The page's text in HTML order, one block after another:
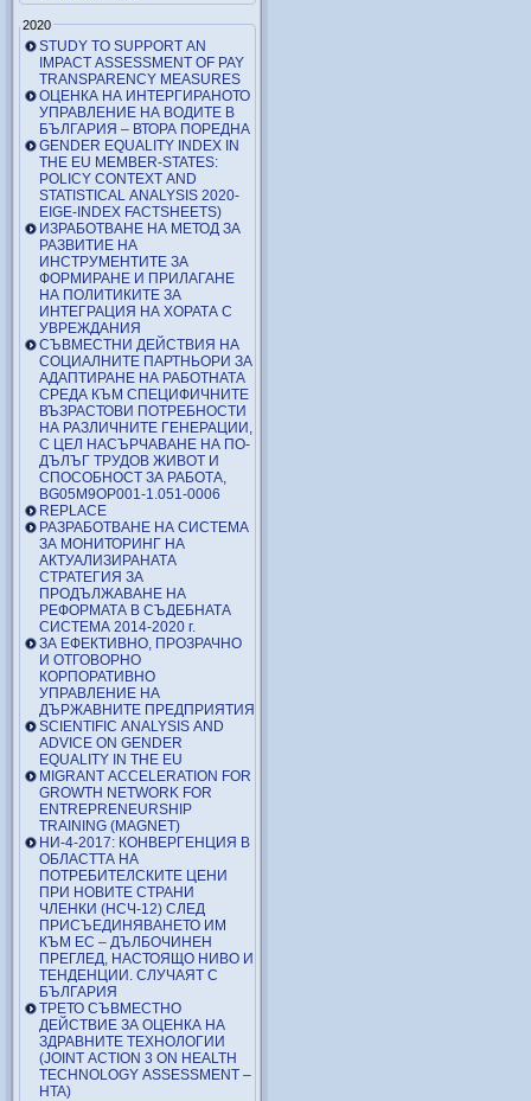
2020
STUDY TO SUPPORT AN
IMPACT ASSESSMENT OF PAY
TRANSPARENCY MEASURES
ОЦЕНКА НА ИНТЕРГИРАНОТО
УПРАВЛЕНИЕ НА ВОДИТЕ В
БЪЛГАРИЯ – ВТОРА ПОРЕДНА
GENDER EQUALITY INDEX IN
THE EU MEMBER-STATES:
POLICY CONTEXT AND
STATISTICAL ANALYSIS 2020-
EIGE-INDEX FACTSHEETS)
ИЗРАБОТВАНЕ НА МЕТОД ЗА
РАЗВИТИЕ НА
ИНСТРУМЕНТИТЕ ЗА
ФОРМИРАНЕ И ПРИЛАГАНЕ
НА ПОЛИТИКИТЕ ЗА
ИНТЕГРАЦИЯ НА ХОРАТА С
УВРЕЖДАНИЯ
СЪВМЕСТНИ ДЕЙСТВИЯ НА
СОЦИАЛНИТЕ ПАРТНЬОРИ ЗА
АДАПТИРАНЕ НА РАБОТНАТА
СРЕДА КЪМ СПЕЦИФИЧНИТЕ
ВЪЗРАСТОВИ ПОТРЕБНОСТИ
НА РАЗЛИЧНИТЕ ГЕНЕРАЦИИ,
С ЦЕЛ НАСЪРЧАВАНЕ НА ПО-
ДЪЛЪГ ТРУДОВ ЖИВОТ И
СПОСОБНОСТ ЗА РАБОТА,
BG05M9OP001-1.051-0006
REPLACE
РАЗРАБОТВАНЕ НА СИСТЕМА
ЗА МОНИТОРИНГ НА
АКТУАЛИЗИРАНАТА
СТРАТЕГИЯ ЗА
ПРОДЪЛЖАВАНЕ НА
РЕФОРМАТА В СЪДЕБНАТА
СИСТЕМА 2014-2020 г.
ЗА ЕФЕКТИВНО, ПРОЗРАЧНО
И ОТГОВОРНО
КОРПОРАТИВНО
УПРАВЛЕНИЕ НА
ДЪРЖАВНИТЕ ПРЕДПРИЯТИЯ
SCIENTIFIC ANALYSIS AND
ADVICE ON GENDER
EQUALITY IN THE EU
MIGRANT ACCELERATION FOR
GROWTH NETWORK FOR
ENTREPRENEURSHIP
TRAINING (MAGNET)
НИ-4-2017: КОНВЕРГЕНЦИЯ В
ОБЛАСТТА НА
ПОТРЕБИТЕЛСКИТЕ ЦЕНИ
ПРИ НОВИТЕ СТРАНИ
ЧЛЕНКИ (НСЧ-12) СЛЕД
ПРИСЪЕДИНЯВАНЕТО ИМ
КЪМ ЕС – ДЪЛБОЧИНЕН
ПРЕГЛЕД, НАСТОЯЩО НИВО И
ТЕНДЕНЦИИ. СЛУЧАЯТ С
БЪЛГАРИЯ
ТРЕТО СЪВМЕСТНО
ДЕЙСТВИЕ ЗА ОЦЕНКА НА
ЗДРАВНИТЕ ТЕХНОЛОГИИ
(JOINT ACTION 3 ON HEALTH
TECHNOLOGY ASSESSMENT –
HTA)